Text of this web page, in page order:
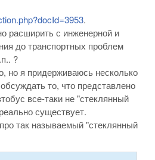
.
расширить с инженерной и
до транспортных проблем
?
но я придерживаюсь несколько
то, что представлено
все-таки не "стеклянный
существует.
так называемый "стеклянный